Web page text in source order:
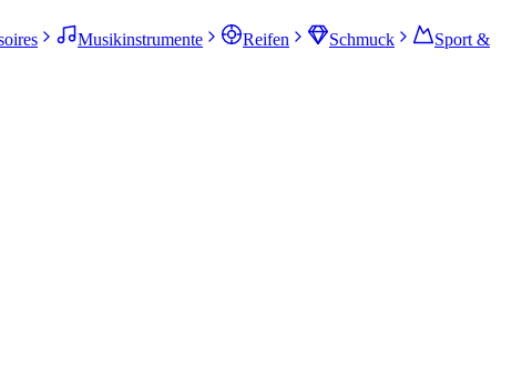
Musikinstrumente Reifen Schmuck
Sport &